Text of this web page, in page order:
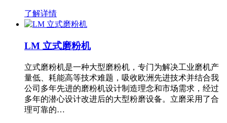
了解详情
LM 立式磨粉机
立式磨粉机是一种大型磨粉机，专门为解决工业磨机产
量低、耗能高等技术难题，吸收欧洲先进技术并结合我
公司多年先进的磨粉机设计制造理念和市场需求，经过
多年的潜心设计改进后的大型粉磨设备。立磨采用了合
理可靠的…